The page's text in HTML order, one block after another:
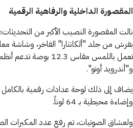
المقصورة الداخلية والرفاهية الرقمية
نالت المقصورة النصيب الأكبر من
بفرش من جلد "ألكانتارا" الفاخر، وشاشة
تعمل باللمس مقاس 12.3
و"أندرويد أوتو".
وإضاءة محيطية بـ 64 لوناً.